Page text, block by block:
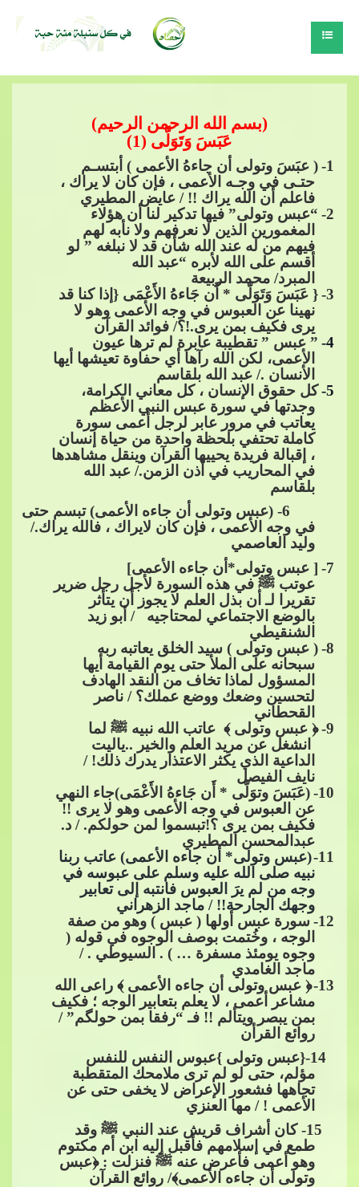
(بسم الله الرحمن الرحيم)
عَبَسَ وَتَوَلَّى (1)
1
-( عبَسَ وتولى أن جاءهُ الأعمى ) أبتسـم
حتـى في وجـه الأعمى ، فإن كان لا يراك ،
فاعلم أن الله يراك !! / عايض المطيري
2
- “عبس وتولى” فيها تدكير لنا أن هؤلاء
المغمورين الذين لا نعرفهم ولا​​ نأبه لهم
فيهم من له عند الله شأن قد لا نبلغه ” لو
أقسم على الله لأبره “عبد الله
المبرد/ محمد الربيعة
3
-{ عَبَسَ وَتَوَلّى * أَن جَاءهُ الأَعْمَى {إذا كنا قد
نهينا عن العبوس في وجه الأعمى وهو ﻻ
يرى فكيف بمن يرى.!؟/ فوائد القرآن
4
- ” عبس ” تقطيبة عابرة لم ​​ ترها عيون
الأعمى، لكن الله رآها أي حفاوة تعيشها أيها
الأنسان ./ عبد الله بلقاسم
5
-كل حقوق الإنسان ، كل معاني الكرامة،
وجدتها في سورة عبس النبي الأعظم
يعاتب في مرور عابر لرجل أعمى سورة
كاملة تحتفي بلحظة واحدة من حياة إنسان
، إقبالة فريدة يحييها القرآن وينقل مشاهدها
في المحاريب في أذن الزمن./ عبد الله
بلقاسم
6- (عبس وتولى أن جاءه الأعمى) تبسم حتى
في وجه الأعمى ، فإن كان لايراك ، فالله يراك./
وليد العاصمي
7
- [ عبس وتولى*أن جاءه الأعمى]
عوتب ﷺ في هذه السورة لأجل رجل ضرير
تقريرا لـ أن بذل العلم لا ​​ يجوز أن يتأثر
بالوضع الاجتماعي لمحتاجيه / أبو زيد
الشنقيطي
8
-( عبس وتولى ) سيد الخلق يعاتبه ربه
سبحانه على الملأ حتى يوم القيامة أيها
المسؤول لماذا تخاف من النقد الهادف
لتحسين وضعك ووضع عملك؟ / ناصر
القحطاني
9
-﴿ عبس وتولى ﴾ عاتب الله نبيه ﷺ لما​​
انشغل عن مريد العلم والخير ..ياليت
الداعية الذي يكثر الاعتذار يدرك ذلك! /
نايف الفيصل
10
-(عَبَسَ وتوَلّى * أَن جَاءهُ الأَعْمَى)جاء النهي
عن العبوس في وجه الأعمى وهو ﻻ يرى !!
فكيف بمن يرى ؟!تبسموا لمن حولكم. / د.
عبدالمحسن المطيري
11
-(عبس وتولى* أن جاءه الأعمى) عاتب ربنا
نبيه صلى الله عليه وسلم على عبوسه في
وجه من لم يرَ العبوس فانتبه إلى تعابير
وجهك الجارحة!! / ماجد الزهراني
12
- سورة عبس أولها ( عبس ) وهو من صفة
الوجه ، وخُتمت بوصف الوجوه في قوله (
وجوه يومئذ مسفرة … ) . السيوطي . /
ماجد الغامدي
13
-
​​﴿ ​​ عبس وتولى أن جاءه الأعمى ﴾ راعى الله
مشاعر أعمى ، لا يعلم بتعابير الوجه ؛ فكيف
بمن يبصر ويتألم !! فـ “رفقا بمن حولگم” /
روائع القرأن
​​ 14-{عبس وتولى }عبوس النفس للنفس
مؤلم، حتى لو لم ترى ملامحك المتقطبة
تجاهها فشعور اﻹعراض ﻻ يخفى حتى عن
اﻷعمى ! / مها العنزي
ﷺ وقد
طمع في إسلامهم فأقبل إليه ابن أم مكتوم
وهو أعمى فأعرض عنه ﷺ فنزلت : ﴿عبس
وتولى أن جاءه الأعمى﴾/ روائع القرآن